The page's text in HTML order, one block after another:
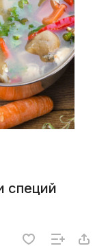
специй